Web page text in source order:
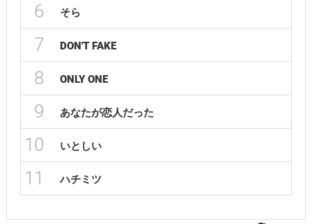
6 そら
7 DON'T FAKE
8 ONLY ONE
9 あなたが恋人だった
10 いとしい
11 ハチミツ